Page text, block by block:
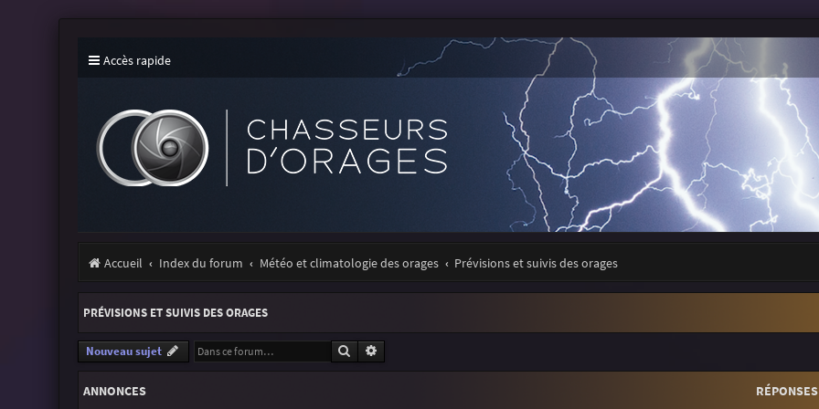
Accès rapide
Accueil Index du forum Météo et climatologie des orages Prévisions et suivis des orages
PRÉVISIONS ET SUIVIS DES ORAGES
Nouveau sujet Rechercher
ANNONCES RÉPONSES